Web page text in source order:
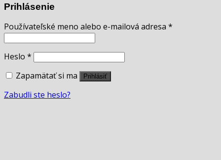
Prihlásenie
Používateľské meno alebo e-mailová adresa *
Heslo *
Zapamätať si ma
Prihlásiť
Zabudli ste heslo?